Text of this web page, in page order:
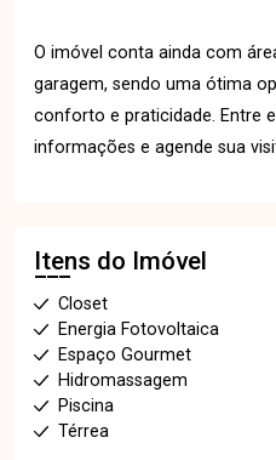
O imóvel conta ainda com
garagem, sendo uma ótima
conforto e praticidade. Entre
informações e agende sua
Itens do Imóvel
Closet
Energia Fotovoltaica
Espaço Gourmet
Hidromassagem
Piscina
Térrea